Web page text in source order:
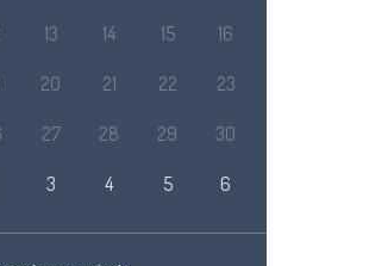
13 14 15 16
20 21 22 23
27 28 29 30
3 4 5 6